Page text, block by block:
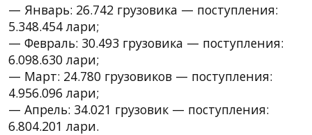
— Январь: 26.742 грузовика — поступления:
5.348.454 лари;
— Февраль: 30.493 грузовика — поступления:
6.098.630 лари;
— Март: 24.780 грузовиков — поступления:
4.956.096 лари;
— Апрель: 34.021 грузовик — поступления:
6.804.201 лари.